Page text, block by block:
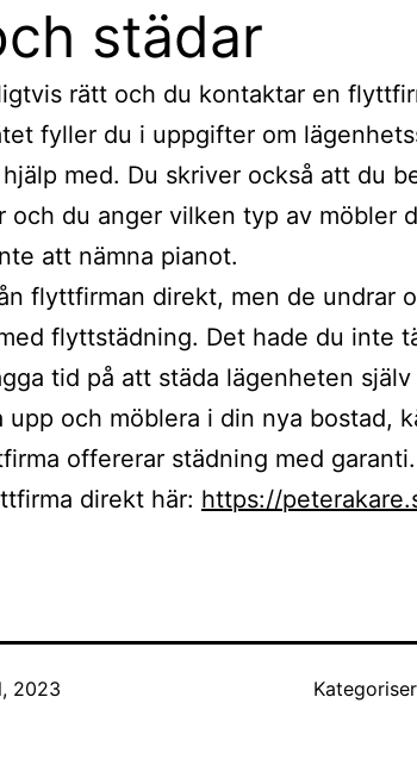
städar
rätt och du kontaktar en
fyller du i uppgifter om
med. Du skriver också att du
och du anger vilken typ av möbler
att nämna pianot.
flyttfirman direkt, men de undrar
flyttstädning. Det hade du inte
tid på att städa lägenheten
upp och möblera i din nya bostad,
offererar städning med garanti.
direkt här: https://
2023